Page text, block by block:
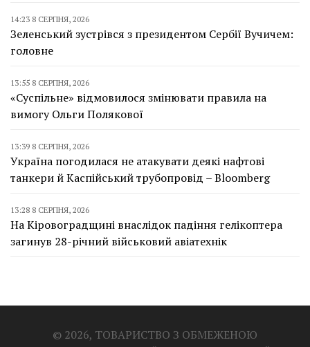
14:23 8 СЕРПНЯ, 2026
Зеленський зустрівся з президентом Сербії Вучичем:
головне
13:55 8 СЕРПНЯ, 2026
«Суспільне» відмовилося змінювати правила на
вимогу Ольги Полякової
13:39 8 СЕРПНЯ, 2026
Україна погодилася не атакувати деякі нафтові
танкери й Каспійський трубопровід – Bloomberg
13:28 8 СЕРПНЯ, 2026
На Кіровоградщині внаслідок падіння гелікоптера
загинув 28-річний військовий авіатехнік
© 2026, ТОВАРИСТВО З ОБМЕЖЕНОЮ